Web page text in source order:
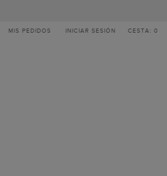
MIS PEDIDOS INICIAR SESIÓN CESTA: 0